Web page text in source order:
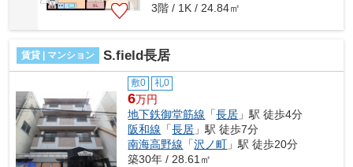
3階 / 1K / 24.84㎡
賃貸 | マンション S.field長居
敷0 礼0
6万円
地下鉄御堂筋線 「長居 」駅 徒歩4分
阪和線 「長居 」駅 徒歩7分
南海高野線 「沢ノ町 」駅 徒歩20分
築30年 / 28.61㎡